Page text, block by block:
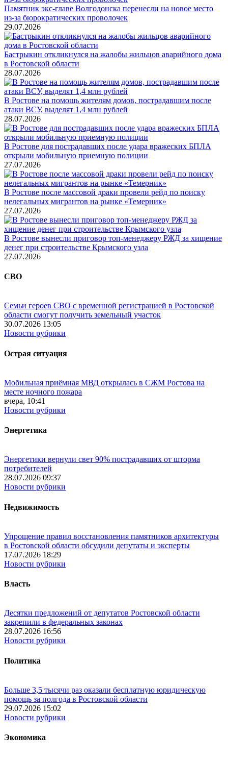
Памятник экс-главе Волгодонска перенесли на новое место
из-за бюрократических проволочек
29.07.2026
Бастрыкин откликнулся на жалобы жильцов аварийного дома
в Ростовской области
28.07.2026
В Ростове на помощь жителям домов, пострадавшим после
атаки ВСУ, выделят 1,4 млн рублей
28.07.2026
В Ростове для пострадавших после удара вражеских БПЛА
открыли мобильную приемную полиции
27.07.2026
В Ростове после массовой драки провели рейд по поиску
нелегальных мигрантов на рынке «Темерник»
27.07.2026
В Ростове вынесли приговор топ-менеджеру РЖД за хищение
денег при строительстве Крымского узла
27.07.2026
СВО
Семьи героев СВО с временной регистрацией в Ростовской
области смогут получить земельный участок
30.07.2026 13:05
Новости рубрики
Острая ситуация
Мобильная приёмная МВД открылась в СЖМ Ростова на
месте ночного пожара
вчера, 10:41
Новости рубрики
Энергетика
Энергетики вернули свет 90% пострадавших от шторма
потребителей
28.07.2026 09:37
Новости рубрики
Недвижимость
Упрощение правил восстановления памятников архитектуры
в Ростовской области обсудили депутаты и эксперты
17.07.2026 18:29
Новости рубрики
Власть
Десятки предложений от депутатов Ростовской области
закрепили в федеральных законах
28.07.2026 16:56
Новости рубрики
Политика
Больше 3,5 тысячи раз оказали бесплатную юридическую
помощь за полгода в Ростовской области
29.07.2026 15:02
Новости рубрики
Экономика